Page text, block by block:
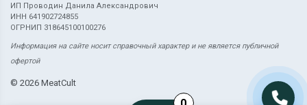
ИП Проводин Данила Александрович
ИНН 641902724855
ОГРНИП 318645100100276
Информация на сайте носит справочный характер и не является публичной
офертой
© 2026 MeatCult